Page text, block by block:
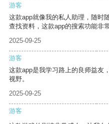
游客
这款app就像我的私人助理，随时
查找资料，这款app的搜索功能非
2025-09-25
游客
这款app是我学习路上的良师益友
视野。
2025-09-25
游客